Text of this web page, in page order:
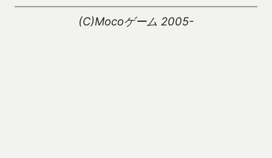
(C)Mocoゲーム 2005-